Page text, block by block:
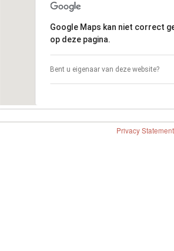
Google Maps kan niet correct
op deze pagina.
Bent u eigenaar van deze website?
Privacy Statement